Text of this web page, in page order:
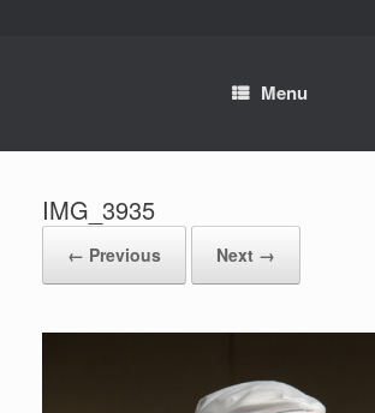
Menu
IMG_3935
← Previous Next →